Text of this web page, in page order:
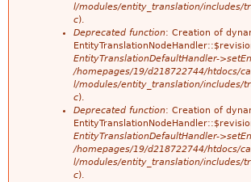
l/modules/entity_translation/includes/
c).
Deprecated function: Creation of
EntityTranslationDefaultHandler-
/homepages/19/d218722744/htdocs/
l/modules/entity_translation/includes/
c).
Deprecated function: Creation of
EntityTranslationDefaultHandler-
/homepages/19/d218722744/htdocs/
l/modules/entity_translation/includes/
c).